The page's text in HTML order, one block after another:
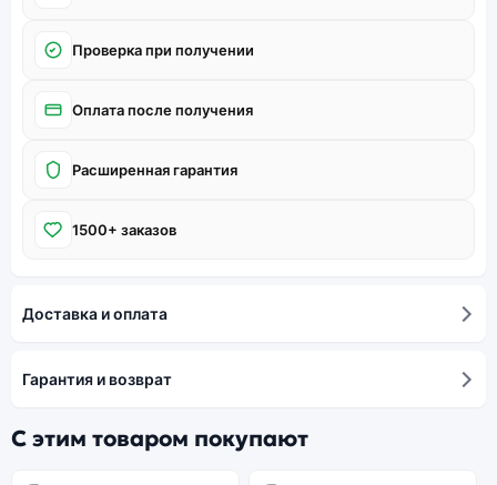
Проверка при получении
Оплата после получения
Расширенная гарантия
1500+ заказов
Доставка и оплата
Гарантия и возврат
С этим товаром покупают